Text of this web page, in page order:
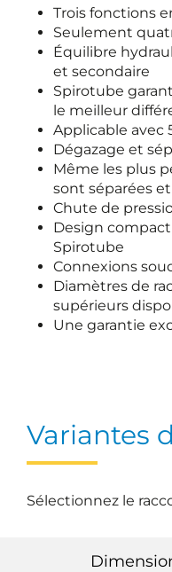
Trois fonctions
Seulement
Équilibre
et secondaire
Spirotube
le meilleur
Applicable avec
Dégazage et
Même les plus
sont séparées
Chute de
Design
Spirotube
Connexions
Diamètres de
supérieurs
Une garantie
Variantes
Sélectionnez le